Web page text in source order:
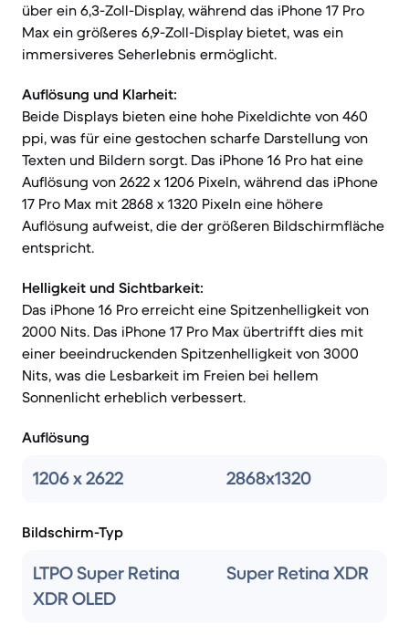
über ein 6,3-Zoll-Display, während das iPhone 17 Pro
Max ein größeres 6,9-Zoll-Display bietet, was ein
immersiveres Seherlebnis ermöglicht.
Auflösung und Klarheit:
Beide Displays bieten eine hohe Pixeldichte von 460
ppi, was für eine gestochen scharfe Darstellung von
Texten und Bildern sorgt. Das iPhone 16 Pro hat eine
Auflösung von 2622 x 1206 Pixeln, während das iPhone
17 Pro Max mit 2868 x 1320 Pixeln eine höhere
Auflösung aufweist, die der größeren Bildschirmfläche
entspricht.
Helligkeit und Sichtbarkeit:
Das iPhone 16 Pro erreicht eine Spitzenhelligkeit von
2000 Nits. Das iPhone 17 Pro Max übertrifft dies mit
einer beeindruckenden Spitzenhelligkeit von 3000
Nits, was die Lesbarkeit im Freien bei hellem
Sonnenlicht erheblich verbessert.
Auflösung
1206 x 2622 2868x1320
Bildschirm-Typ
LTPO Super Retina
XDR OLED
Super Retina XDR